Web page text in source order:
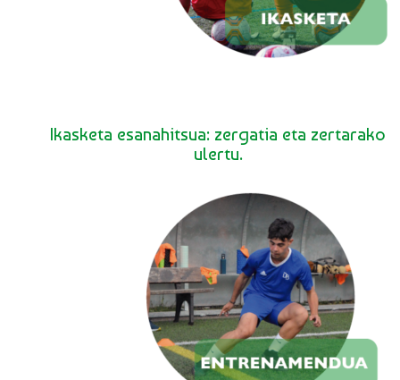
Ikasketa esanahitsua: zergatia eta zertarako
ulertu.